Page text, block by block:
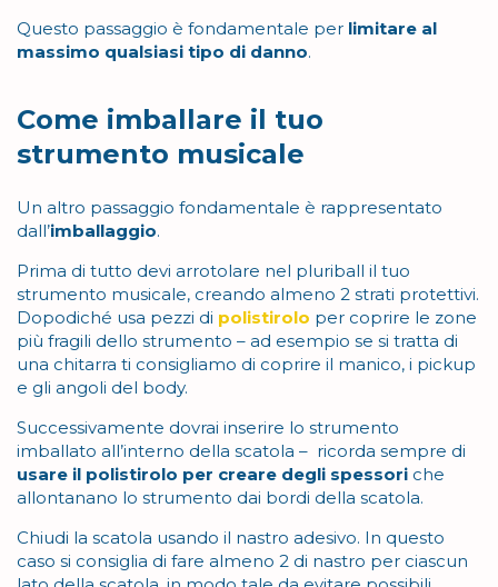
Questo passaggio è fondamentale per limitare al
massimo qualsiasi tipo di danno.
Come imballare il tuo
strumento musicale
Un altro passaggio fondamentale è rappresentato
dall’imballaggio.
Prima di tutto devi arrotolare nel pluriball il tuo
strumento musicale, creando almeno 2 strati protettivi.
Dopodiché usa pezzi di polistirolo per coprire le zone
più fragili dello strumento – ad esempio se si tratta di
una chitarra ti consigliamo di coprire il manico, i pickup
e gli angoli del body.
Successivamente dovrai inserire lo strumento
imballato all’interno della scatola – ricorda sempre di
usare il polistirolo per creare degli spessori che
allontanano lo strumento dai bordi della scatola.
Chiudi la scatola usando il nastro adesivo. In questo
caso si consiglia di fare almeno 2 di nastro per ciascun